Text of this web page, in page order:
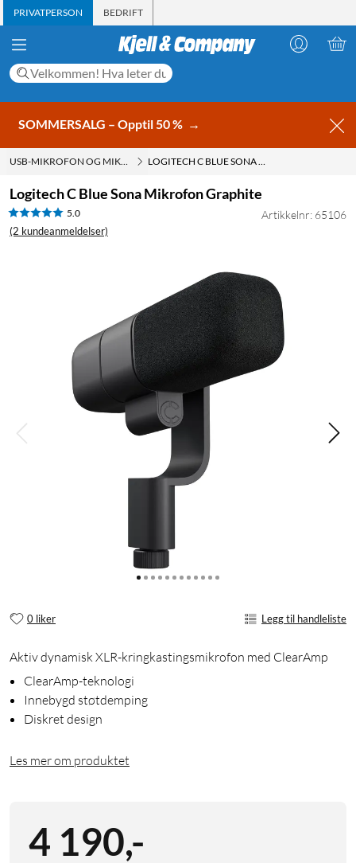
PRIVATPERSON BEDRIFT
SOMMERSALG – Opptil 50 % →
USB-MIKROFON OG MIKROFON TIL DATAMASKIN LOGITECH C BLUE SONA MIKROFON GRAPHITE
Logitech C Blue Sona Mikrofon Graphite
5.0
(2 kundeanmeldelser)
Artikkelnr: 65106
0 liker Legg til handleliste
Aktiv dynamisk XLR-kringkastingsmikrofon med ClearAmp
ClearAmp-teknologi
Innebygd støtdemping
Diskret design
Les mer om produktet
4 190,-